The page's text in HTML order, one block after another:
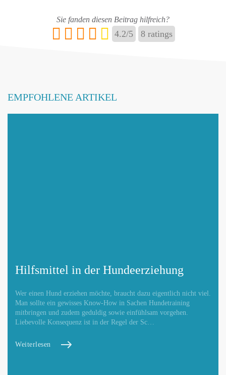
Sie fanden diesen Beitrag hilfreich?
4.2/5 8ratings
EMPFOHLENE ARTIKEL
Hilfsmittel in der Hundeerziehung
Wer einen Hund erziehen möchte, braucht dazu eigentlich nicht viel.
Man sollte ein gewisses Know-How in Sachen Hundetraining
mitbringen und zudem geduldig sowie einfühlsam vorgehen.
Liebevolle Konsequenz ist in der Regel der Sc…
Weiterlesen